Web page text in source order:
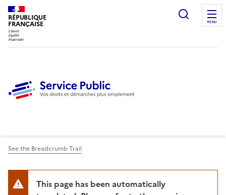
RÉPUBLIQUE
FRANÇAISE
Ouvrir
MENU
See the Breadcrumb Trail
This page has been automatically